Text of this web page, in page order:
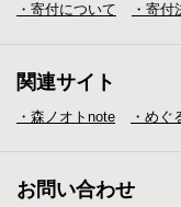
・寄付について ・寄
関連サイト
・森ノオトnote ・めぐ
お問い合わせ